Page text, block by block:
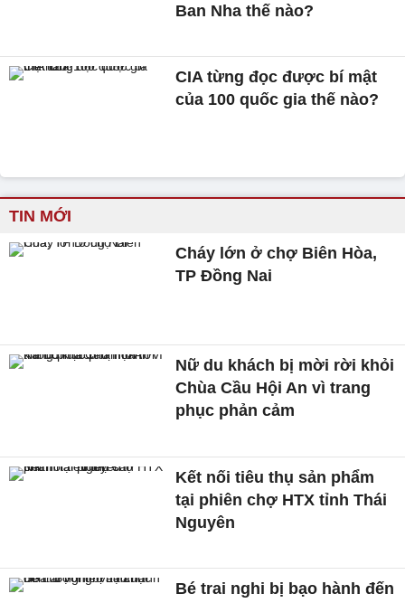
Ban Nha thế nào?
CIA từng đọc được bí mật
của 100 quốc gia thế nào?
TIN MỚI
Cháy lớn ở chợ Biên Hòa,
TP Đồng Nai
Nữ du khách bị mời rời khỏi
Chùa Cầu Hội An vì trang
phục phản cảm
Kết nối tiêu thụ sản phẩm
tại phiên chợ HTX tỉnh Thái
Nguyên
Bé trai nghi bị bạo hành đến